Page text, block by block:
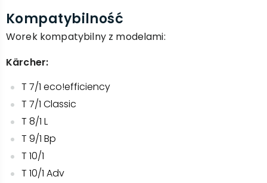
Kompatybilność
Worek kompatybilny z modelami:
Kärcher:
T 7/1 eco!efficiency
T 7/1 Classic
T 8/1 L
T 9/1 Bp
T 10/1
T 10/1 Adv